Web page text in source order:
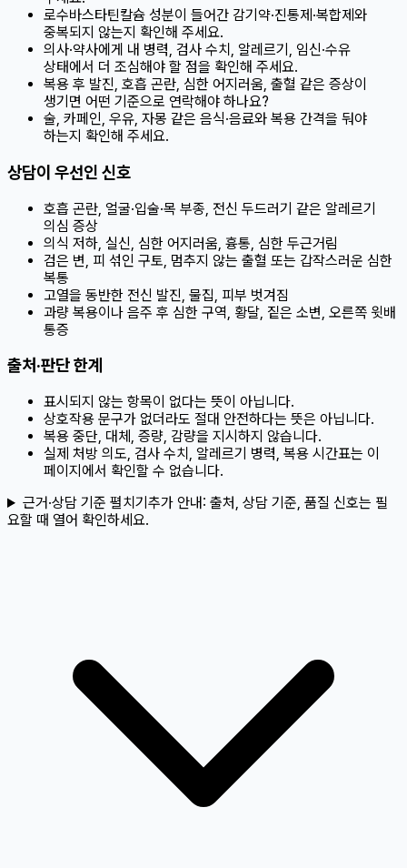
로수바스타틴칼슘 성분이 들어간 감기약·진통제·복합제와
중복되지 않는지 확인해 주세요.
의사·약사에게 내 병력, 검사 수치, 알레르기, 임신·수유
상태에서 더 조심해야 할 점을 확인해 주세요.
복용 후 발진, 호흡 곤란, 심한 어지러움, 출혈 같은 증상이
생기면 어떤 기준으로 연락해야 하나요?
술, 카페인, 우유, 자몽 같은 음식·음료와 복용 간격을 둬야
하는지 확인해 주세요.
상담이 우선인 신호
호흡 곤란, 얼굴·입술·목 부종, 전신 두드러기 같은 알레르기
의심 증상
의식 저하, 실신, 심한 어지러움, 흉통, 심한 두근거림
검은 변, 피 섞인 구토, 멈추지 않는 출혈 또는 갑작스러운 심한
복통
고열을 동반한 전신 발진, 물집, 피부 벗겨짐
과량 복용이나 음주 후 심한 구역, 황달, 짙은 소변, 오른쪽 윗배
통증
출처·판단 한계
표시되지 않는 항목이 없다는 뜻이 아닙니다.
상호작용 문구가 없더라도 절대 안전하다는 뜻은 아닙니다.
복용 중단, 대체, 증량, 감량을 지시하지 않습니다.
실제 처방 의도, 검사 수치, 알레르기 병력, 복용 시간표는 이
페이지에서 확인할 수 없습니다.
근거·상담 기준 펼치기추가 안내: 출처, 상담 기준, 품질 신호는 필
요할 때 열어 확인하세요.